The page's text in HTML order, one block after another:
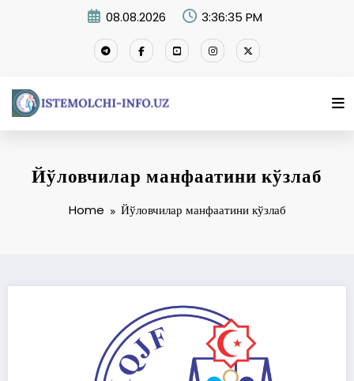
08.08.2026 3:36:36 PM
Йўловчилар манфаатини кўзлаб
Home Йўловчилар манфаатини кўзлаб